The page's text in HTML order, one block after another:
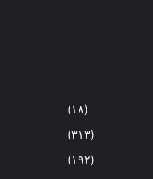
(۱۸)
(۳۱۳)
(۱۹۲)